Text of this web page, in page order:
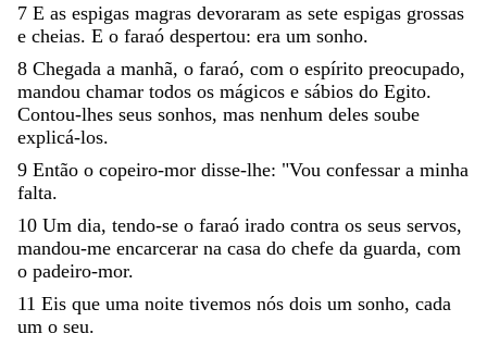
7 E as espigas magras devoraram as sete espigas grossas
e cheias. E o faraó despertou: era um sonho.
8 Chegada a manhã, o faraó, com o espírito preocupado,
mandou chamar todos os mágicos e sábios do Egito.
Contou-lhes seus sonhos, mas nenhum deles soube
explicá-los.
9 Então o copeiro-mor disse-lhe: "Vou confessar a minha
falta.
10 Um dia, tendo-se o faraó irado contra os seus servos,
mandou-me encarcerar na casa do chefe da guarda, com
o padeiro-mor.
11 Eis que uma noite tivemos nós dois um sonho, cada
um o seu.